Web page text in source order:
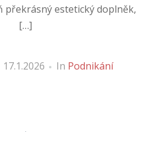
překrásný estetický doplněk,
[…]
17.1.2026 In Podnikání